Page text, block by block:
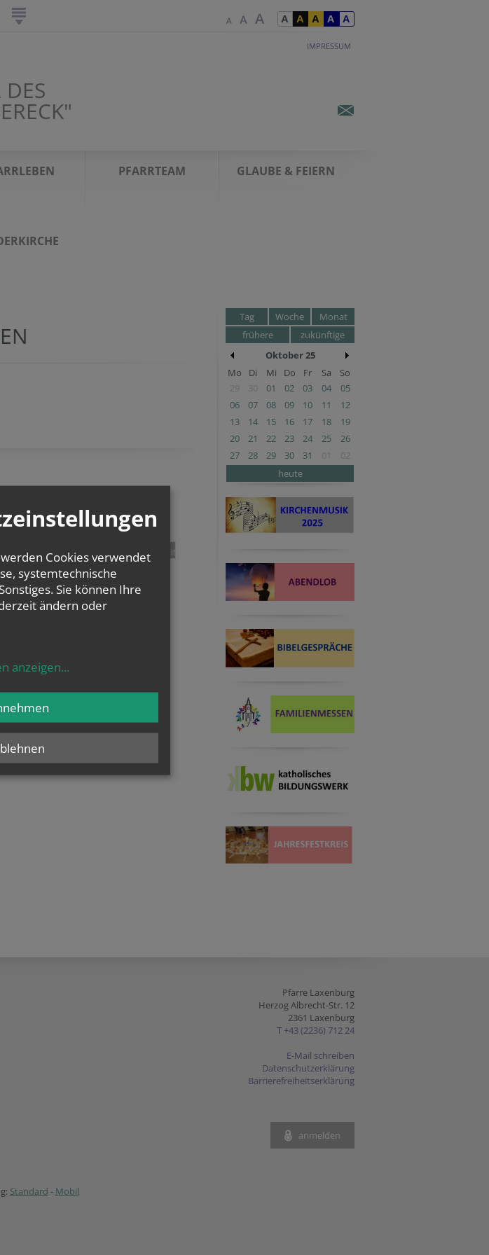
IMPRESSUM
PFARRTEAM GLAUBE & FEIERN
tweet pin it
Tag Woche
Monat
frühere
zukünftige
Oktober 25
Mo
Di Mi Do Fr Sa
So
29
30 01 02 03 04
05
06
07 08 09 10 11
12
13
14 15 16 17 18
19
20
21 22 23 24 25
26
27
28 29 30 31 01
02
heute
Pfarre Laxenburg
Herzog Albrecht-Str. 12
2361 Laxenburg
T +43 (2236) 712 24
E-Mail schreiben
Datenschutzerklärung
Barrierefreiheitserklärung
anmelden
Standard - Mobil
Cookies verwendet
systemtechnische
Sie können Ihre
ändern oder
anzeigen...